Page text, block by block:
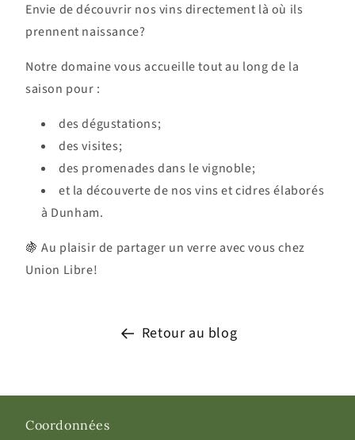
Envie de découvrir nos vins directement là où ils
prennent naissance?
Notre domaine vous accueille tout au long de la
saison pour :
des dégustations;
des visites;
des promenades dans le vignoble;
et la découverte de nos vins et cidres élaborés
à Dunham.
🍇 Au plaisir de partager un verre avec vous chez
Union Libre!
Retour au blog
Coordonnées